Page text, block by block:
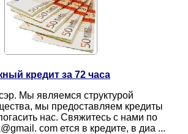
кредит за 72 часа
Мы являемся структурой
мы предоставляем кредиты
нас. Свяжитесь с нами по
com ется в кредите, в диа ...